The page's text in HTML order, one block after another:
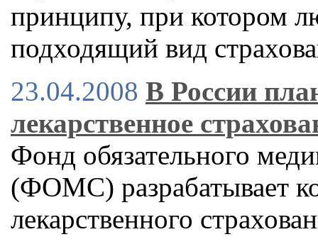
принципу, при котором
подходящий вид
23.04.2008 В России
лекарственное
Фонд обязательного
(ФОМС) разрабатывает
лекарственного